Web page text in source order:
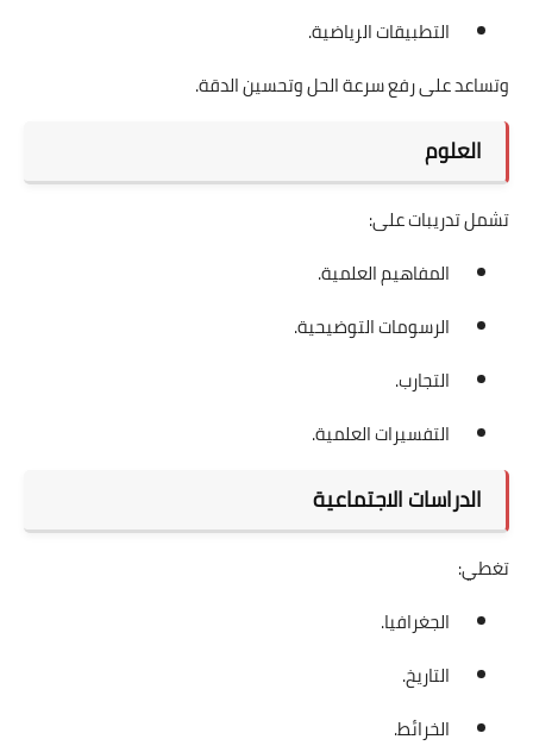
التطبيقات الرياضية.
وتساعد على رفع سرعة الحل وتحسين الدقة.
العلوم
تشمل تدريبات على:
المفاهيم العلمية.
الرسومات التوضيحية.
التجارب.
التفسيرات العلمية.
الدراسات الاجتماعية
تغطي:
الجغرافيا.
التاريخ.
الخرائط.